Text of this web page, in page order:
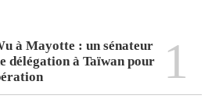
à Mayotte : un sénateur
délégation à Taïwan pour
1